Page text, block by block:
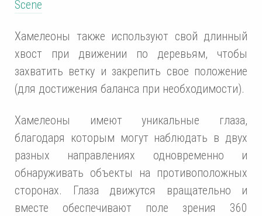
Scene
Хамелеоны также используют свой длинный
хвост при движении по деревьям, чтобы
захватить ветку и закрепить свое положение
(для достижения баланса при необходимости).
Хамелеоны имеют уникальные глаза,
благодаря которым могут наблюдать в двух
разных направлениях одновременно и
обнаруживать объекты на противоположных
сторонах. Глаза движутся вращательно и
вместе обеспечивают поле зрения 360